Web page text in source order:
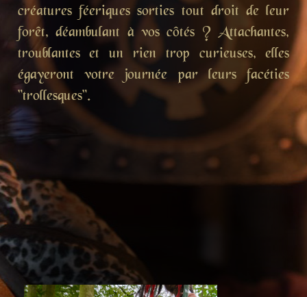
créatures féeriques sorties tout droit de leur
forêt, déambulant à vos côtés ? Attachantes,
troublantes et un rien trop curieuses, elles
égayeront votre journée par leurs facéties
"trollesques".